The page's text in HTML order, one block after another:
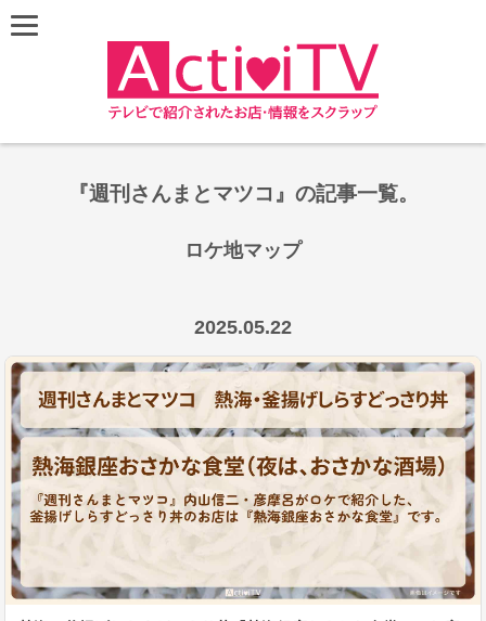
『週刊さんまとマツコ』の記事一覧。
ロケ地マップ
2025.05.22